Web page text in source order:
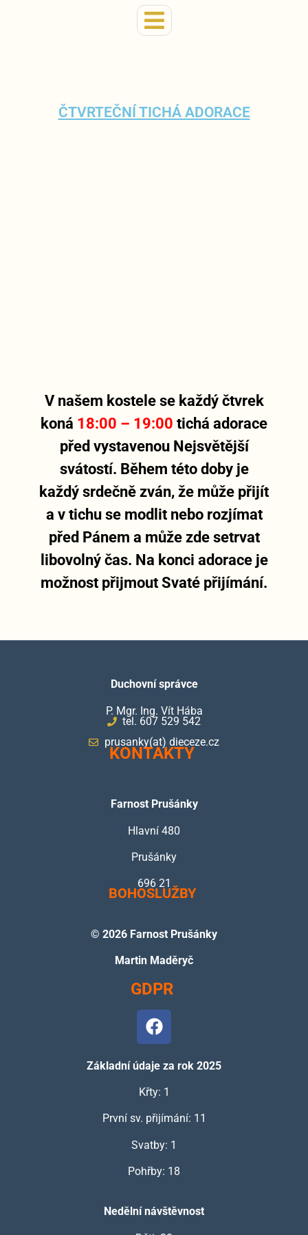
ČTVRTEČNÍ TICHÁ ADORACE
V našem kostele se každý čtvrek
koná 18:00 – 19:00 tichá adorace
před vystavenou Nejsvětější
svátostí. Během této doby je
každý srdečně zván, že může přijít
a v tichu se modlit nebo rozjímat
před Pánem a může zde setrvat
libovolný čas. Na konci adorace je
možnost přijmout Svaté přijímání.
Duchovní správce
P. Mgr. Ing. Vít Hába
tel. 607 529 542
prusanky(at) dieceze.cz
KONTAKTY
Farnost Prušánky
Hlavní 480
Prušánky
696 21
BOHOSLUŽBY
© 2026 Farnost Prušánky
Martin Maděryč
GDPR
Základní údaje za rok 2025
Křty: 1
První sv. přijímání: 11
Svatby: 1
Pohřby: 18
Nedělní návštěvnost